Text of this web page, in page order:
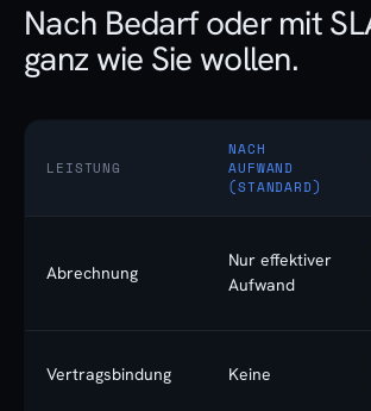
Nach Bedarf oder mit
ganz wie Sie wollen.
LEISTUNG
NACH
AUFWAND
(STANDARD)
Abrechnung
Nur effektiver
Aufwand
Vertragsbindung Keine